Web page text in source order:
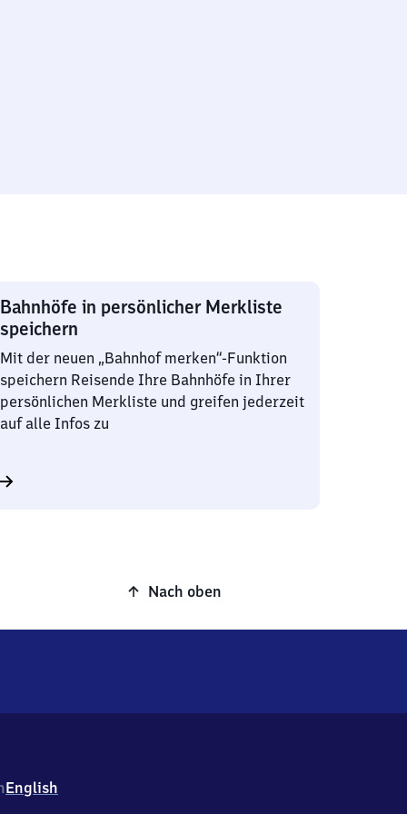
Bahnhöfe in persönlicher Merkliste
speichern
Mit der neuen „Bahnhof merken“-Funktion
speichern Reisende Ihre Bahnhöfe in Ihrer
persönlichen Merkliste und greifen jederzeit
auf alle Infos zu
Nach oben
English